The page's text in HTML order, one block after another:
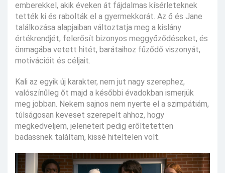
emberekkel, akik éveken át fájdalmas kísérleteknek
tették ki és rabolták el a gyermekkorát. Az ő és Jane
találkozása alapjaiban változtatja meg a kislány
értékrendjét, felerősít bizonyos meggyőződéseket, és
önmagába vetett hitét, barátaihoz fűződő viszonyát,
motivációit és céljait.
Kali az egyik új karakter, nem jut nagy szerephez,
valószínűleg őt majd a későbbi évadokban ismerjük
meg jobban. Nekem sajnos nem nyerte el a szimpátiám,
túlságosan keveset szerepelt ahhoz, hogy
megkedveljem, jeleneteit pedig erőltetetten
badassnek találtam, kissé hiteltelen volt.